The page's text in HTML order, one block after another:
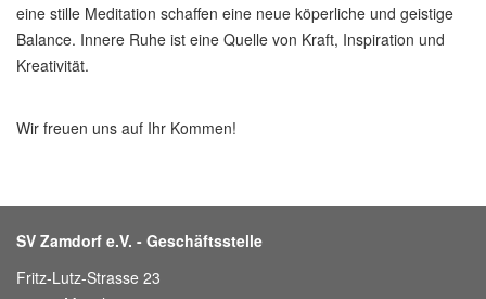
eine stille Meditation schaffen eine neue köperliche und geistige
Balance. Innere Ruhe ist eine Quelle von Kraft, Inspiration und
Kreativität.
Wir freuen uns auf Ihr Kommen!
SV Zamdorf e.V. - Geschäftsstelle
Fritz-Lutz-Strasse 23